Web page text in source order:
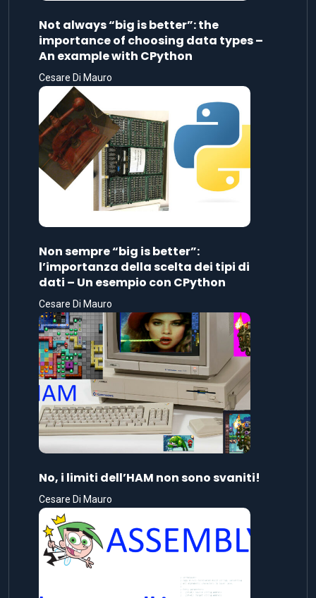
Not always “big is better”: the
importance of choosing data types –
An example with CPython
Cesare Di Mauro
Non sempre “big is better”:
l’importanza della scelta dei tipi di
dati – Un esempio con CPython
Cesare Di Mauro
No, i limiti dell’HAM non sono svaniti!
Cesare Di Mauro